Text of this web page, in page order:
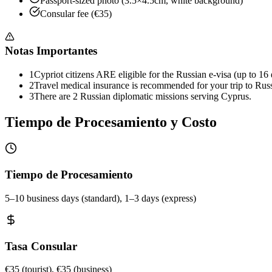
Consular fee (€35)
Notas Importantes
1Cypriot citizens ARE eligible for the Russian e-visa (up to 16
2Travel medical insurance is recommended for your trip to
3There are 2 Russian diplomatic missions serving Cyprus.
Tiempo de Procesamiento y Costo
Tiempo de Procesamiento
5–10 business days (standard), 1–3 days (express)
Tasa Consular
€35 (tourist), €35 (business)